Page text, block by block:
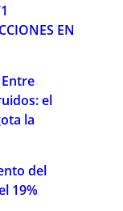
EN
el
la
del
19%